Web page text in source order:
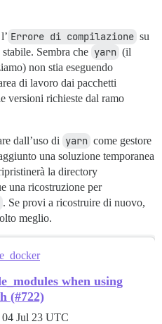
Errore di compilazione su
Sembra che yarn (il
non stia eseguendo
di lavoro dai pacchetti
versioni richieste dal ramo
dall’uso di yarn come gestore
una soluzione temporanea
la directory
una ricostruzione per
. Se provi a ricostruire di nuovo,
meglio.
when using
(#722)
Jul 23 UTC